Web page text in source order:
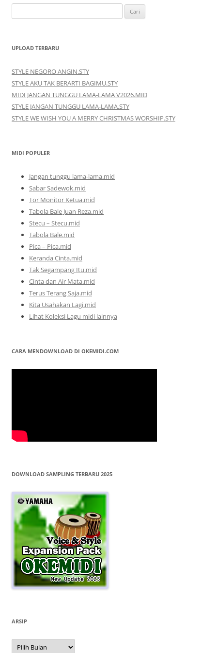
untuk:
UPLOAD TERBARU
STYLE NEGORO ANGIN.STY
STYLE AKU TAK BERARTI BAGIMU.STY
MIDI JANGAN TUNGGU LAMA-LAMA V2026.MID
STYLE JANGAN TUNGGU LAMA-LAMA.STY
STYLE WE WISH YOU A MERRY CHRISTMAS WORSHIP.STY
MIDI POPULER
Jangan tunggu lama-lama.mid
Sabar Sadewok.mid
Tor Monitor Ketua.mid
Tabola Bale Juan Reza.mid
Stecu – Stecu.mid
Tabola Bale.mid
Pica – Pica.mid
Keranda Cinta.mid
Tak Segampang Itu.mid
Cinta dan Air Mata.mid
Terus Terang Saja.mid
Kita Usahakan Lagi.mid
Lihat Koleksi Lagu midi lainnya
CARA MENDOWNLOAD DI OKEMIDI.COM
DOWNLOAD SAMPLING TERBARU 2025
ARSIP
Arsip